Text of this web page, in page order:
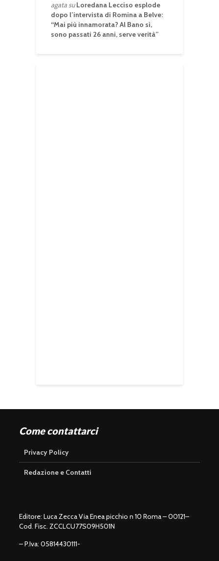
agatasuLoredana Lecciso esplode
dopo l’intervista di Romina a Belve:
“Mai più innamorata? Al Bano sì,
sono passati 26 anni, serve verità”
Come contattarci
Privacy Policy
Redazione e Contatti
Editore: Luca Zecca Via Enea picchio n 10 Roma – 00121–
Cod. Fisc. ZCCLCU77S09H501N
– P.Iva: 05814430111-